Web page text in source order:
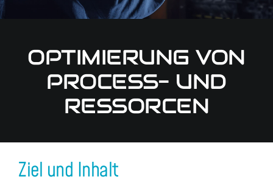
OPTIMIERUNG VON
PROCESS- UND
RESSORCEN
Ziel und Inhalt